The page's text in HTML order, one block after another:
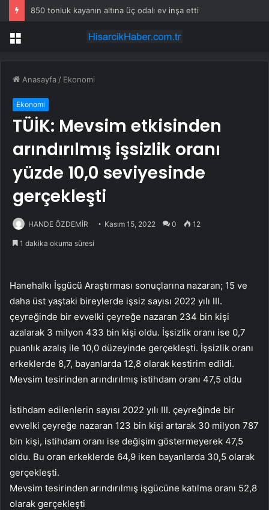
850 tonluk kayanın altına üç odalı ev inşa etti
Menü
Anasayfa / Ekonomi
Ekonomi
TÜİK: Mevsim etkisinden
arındırılmış işsizlik oranı
yüzde 10,0 seviyesinde
gerçekleşti
HANDE ÖZDEMİR Kasım 15, 2022 0 12
1 dakika okuma süresi
Hanehalkı İşgücü Araştırması sonuçlarına nazaran; 15 ve
daha üst yaştaki bireylerde işsiz sayısı 2022 yılı III.
çeyreğinde bir evvelki çeyreğe nazaran 234 bin kişi
azalarak 3 milyon 433 bin kişi oldu. İşsizlik oranı ise 0,7
puanlık azalış ile 10,0 düzeyinde gerçekleşti. İşsizlik oranı
erkeklerde 8,7, bayanlarda 12,8 olarak kestirim edildi.
Mevsim tesirinden arındırılmış istihdam oranı 47,5 oldu
İstihdam edilenlerin sayısı 2022 yılı III. çeyreğinde bir
evvelki çeyreğe nazaran 123 bin kişi artarak 30 milyon 787
bin kişi, istihdam oranı ise değişim göstermeyerek 47,5
oldu. Bu oran erkeklerde 64,9 iken bayanlarda 30,5 olarak
gerçekleşti.
Mevsim tesirinden arındırılmış işgücüne katılma oranı 52,8
olarak gerçekleşti